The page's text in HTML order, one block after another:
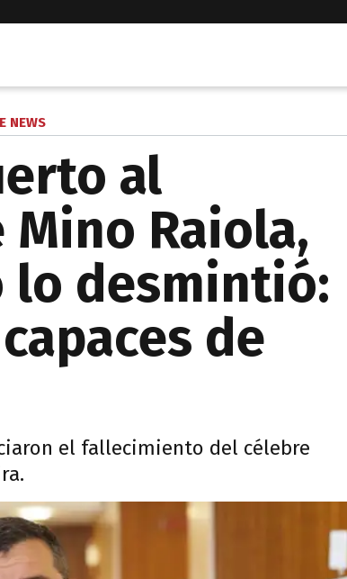
NEWS
al
Raiola,
lo desmintió:
de
el fallecimiento del célebre